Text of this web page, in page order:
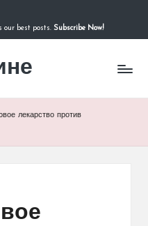
our best posts. Subscribe Now!
лекарство против